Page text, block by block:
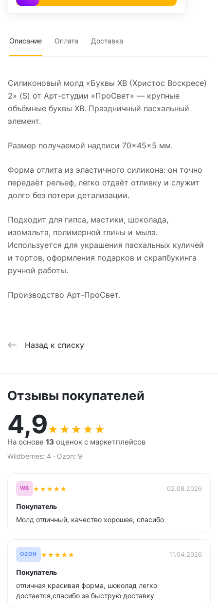
Описание Оплата Доставка
Силиконовый молд «Буквы ХВ (Христос Воскресе)
2» (S) от Арт-студии «ПроСвет» — крупные
объёмные буквы ХВ. Праздничный пасхальный
элемент.
Размер получаемой надписи 70×45×5 мм.
Форма отлита из эластичного силикона: он точно
передаёт рельеф, легко отдаёт отливку и служит
долго без потери детализации.
Подходит для гипса, мастики, шоколада,
изомальта, полимерной глины и мыла.
Используется для украшения пасхальных куличей
и тортов, оформления подарков и скрапбукинга
ручной работы.
Производство Арт-ПроСвет.
Назад к списку
Отзывы покупателей
4,9★ ★ ★ ★ ★
На основе 13 оценок с маркетплейсов
Wildberries: 4 · Ozon: 9
WB ★★★★★ 02.08.2026
Покупатель
Молд отличный, качество хорошее, спасибо
OZON ★★★★★ 11.04.2026
Покупатель
отличная красивая форма, шоколад легко
достается,спасибо за быструю доставку